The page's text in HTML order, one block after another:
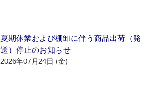
夏期休業および棚卸に伴う商品出荷（発
送）停止のお知らせ
2026年07月24日 (金)